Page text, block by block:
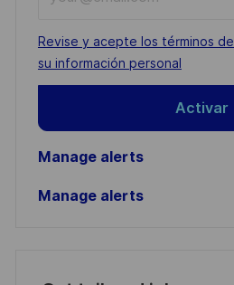
Email
address
(Required)
Required
Revise y acepte los términos
su información personal
Activar
Manage alerts
Manage alerts